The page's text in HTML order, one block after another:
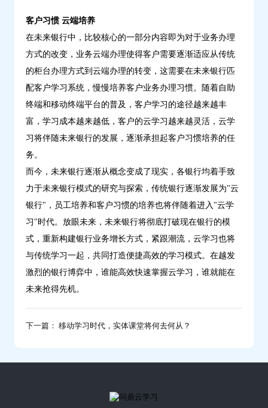
客户习惯 云端培养
在未来银行中，比较核心的一部分内容即为对于业务办理
方式的改变，业务云端办理使得客户需要逐渐适应从传统
的柜台办理方式到云端办理的转变，这需要在未来银行匹
配客户学习系统，慢慢培养客户业务办理习惯。随着自助
终端和移动终端平台的普及，客户学习的途径越来越丰
富，学习成本越来越低，客户的云学习越来越灵活，云学
习将伴随未来银行的发展，逐渐承担起客户习惯培养的任
务。
而今，未来银行逐渐从概念变成了现实，各银行均着手致
力于未来银行模式的研究与探索，传统银行逐渐发展为"云
银行"，员工培养和客户习惯的培养也将伴随着进入"云学
习"时代。放眼未来，未来银行将彻底打破现在银行的模
式，重新构建银行业务增长方式，紧跟潮流，云学习也将
与传统学习一起，共同打造便捷高效的学习模式。在越发
激烈的银行博弈中，谁能高效快速掌握云学习，谁就能在
未来抢得先机。
下一篇： 移动学习时代，实体课堂将何去何从？